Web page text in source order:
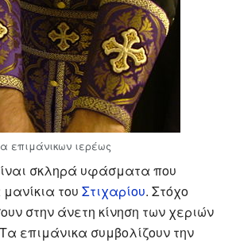
επιμάνικων ιερέως
σκληρά υφάσματα που
του Στιχαρίου. Στόχο
στην άνετη κίνηση των χεριών
επιμάνικα συμβολίζουν την